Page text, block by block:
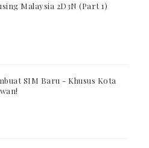
Malaysia 2D3N (Part 1)
SIM Baru - Khusus Kota